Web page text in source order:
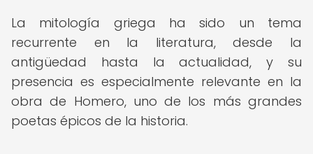
La mitología griega ha sido un tema
recurrente en la literatura, desde la
antigüedad hasta la actualidad, y su
presencia es especialmente relevante en la
obra de Homero, uno de los más grandes
poetas épicos de la historia.